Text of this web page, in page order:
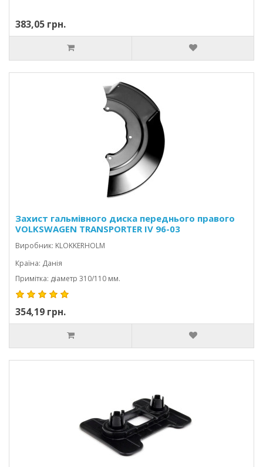
383,05 грн.
Захист гальмівного диска переднього правого
VOLKSWAGEN TRANSPORTER IV 96-03
CARAVELLE/MULTIVAN
Виробник: KLOKKERHOLM
Країна: Данія
Примітка: діаметр 310/110 мм.
354,19 грн.